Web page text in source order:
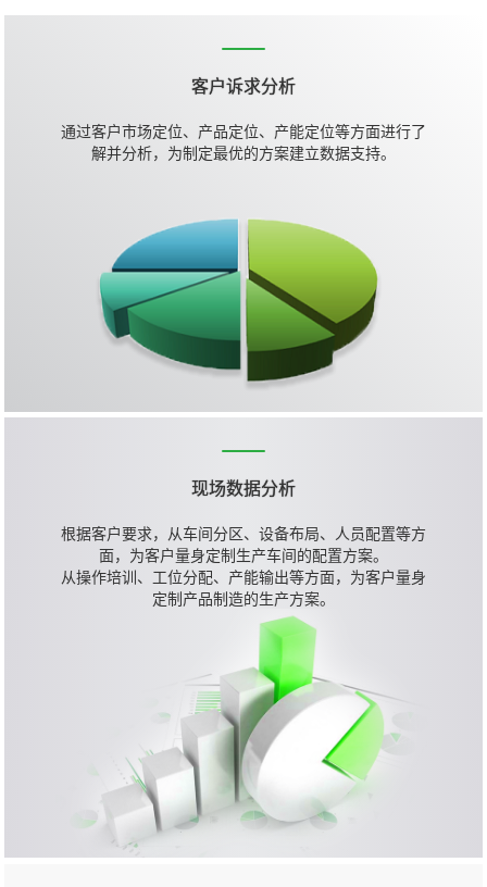
客户诉求分析
通过客户市场定位、产品定位、产能定位等方面进行了
解并分析，为制定最优的方案建立数据支持。
现场数据分析
根据客户要求，从车间分区、设备布局、人员配置等方
面，为客户量身定制生产车间的配置方案。
从操作培训、工位分配、产能输出等方面，为客户量身
定制产品制造的生产方案。